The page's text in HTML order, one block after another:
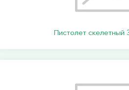
Пистолет скелетный